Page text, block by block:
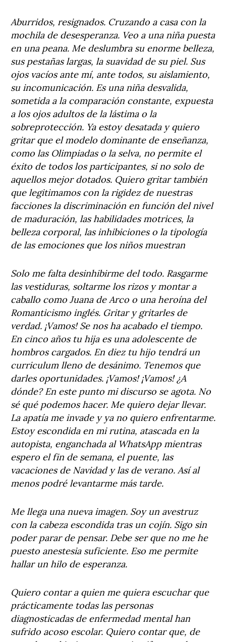
Aburridos, resignados. Cruzando a casa con la
mochila de desesperanza. Veo a una niña puesta
en una peana. Me deslumbra su enorme belleza,
sus pestañas largas, la suavidad de su piel. Sus
ojos vacíos ante mí, ante todos, su aislamiento,
su incomunicación. Es una niña desvalida,
sometida a la comparación constante, expuesta
a los ojos adultos de la lástima o la
sobreprotección. Ya estoy desatada y quiero
gritar que el modelo dominante de enseñanza,
como las Olimpiadas o la selva, no permite el
éxito de todos los participantes, si no solo de
aquellos mejor dotados. Quiero gritar también
que legitimamos con la rigidez de nuestras
facciones la discriminación en función del nivel
de maduración, las habilidades motrices, la
belleza corporal, las inhibiciones o la tipología
de las emociones que los niños muestran
Solo me falta desinhibirme del todo. Rasgarme
las vestiduras, soltarme los rizos y montar a
caballo como Juana de Arco o una heroína del
Romanticismo inglés. Gritar y gritarles de
verdad. ¡Vamos! Se nos ha acabado el tiempo.
En cinco años tu hija es una adolescente de
hombros cargados. En diez tu hijo tendrá un
curriculum lleno de desánimo. Tenemos que
darles oportunidades. ¡Vamos! ¡Vamos! ¿A
dónde? En este punto mi discurso se agota. No
sé qué podemos hacer. Me quiero dejar llevar.
La apatía me invade y ya no quiero enfrentarme.
Estoy escondida en mi rutina, atascada en la
autopista, enganchada al WhatsApp mientras
espero el fin de semana, el puente, las
vacaciones de Navidad y las de verano. Así al
menos podré levantarme más tarde.
Me llega una nueva imagen. Soy un avestruz
con la cabeza escondida tras un cojín. Sigo sin
poder parar de pensar. Debe ser que no me he
puesto anestesia suficiente. Eso me permite
hallar un hilo de esperanza.
Quiero contar a quien me quiera escuchar que
prácticamente todas las personas
diagnosticadas de enfermedad mental han
sufrido acoso escolar. Quiero contar que, de